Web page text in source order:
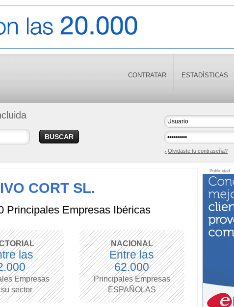
CONTRATAR ESTADÍSTICAS
BUSCAR
¿Olvidaste tu contraseña?
CORT SL.
Principales Empresas Ibéricas
las
Empresas
sector
NACIONAL
Entre las
62.000
Principales Empresas
ESPAÑOLAS
Publicidad